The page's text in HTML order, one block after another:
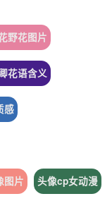
野花图片
花语含义
感
图片 头像cp女动漫